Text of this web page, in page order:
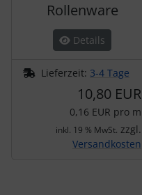
Rollenware
Details
Lieferzeit: 3-4 Tage
10,80 EUR
0,16 EUR pro m
inkl. 19 % MwSt. zzgl.
Versandkosten